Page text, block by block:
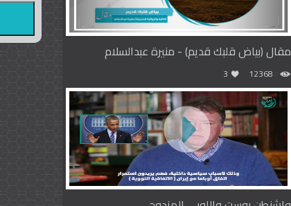
مقال (بياض قلبك قديم) - منيرة عبدالسلام
12368
3